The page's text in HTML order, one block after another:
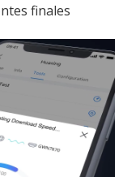
finales